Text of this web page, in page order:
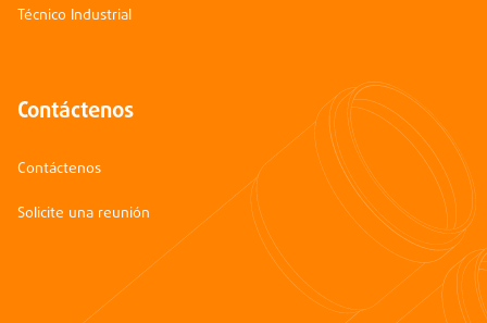
Técnico Industrial
Contáctenos
Contáctenos
Solicite una reunión